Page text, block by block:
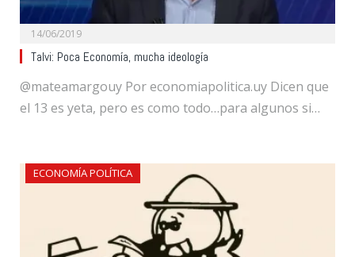
14/06/2019
Talvi: Poca Economía, mucha ideología
@mateamargouy Por economiapolitica.uy Dicen que
el 13 es yeta, pero es como todo…para algunos si…
ECONOMÍA POLÍTICA